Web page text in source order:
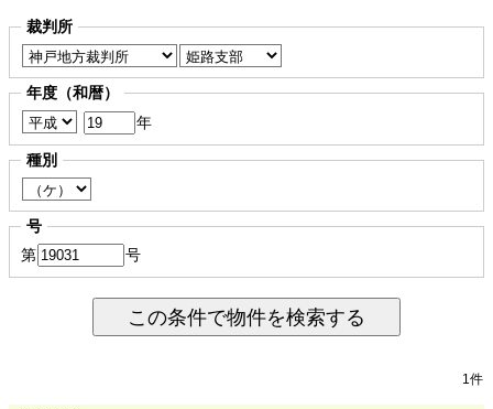
裁判所
年度（和暦）
年
種別
号
第
号
この条件で物件を検索する
1件